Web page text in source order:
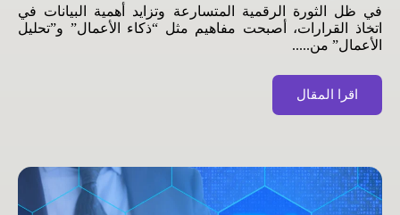
في ظل الثورة الرقمية المتسارعة وتزايد أهمية البيانات في
اتخاذ القرارات، أصبحت مفاهيم مثل “ذكاء الأعمال” و”تحليل
الأعمال” من.....
اقرا المقال